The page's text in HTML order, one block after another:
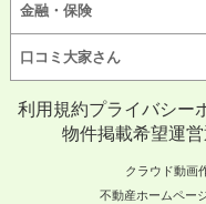
金融・保険
口コミ大家さん
利用規約プライバシー
物件掲載希望運営
クラウド動画
不動産ホームペー